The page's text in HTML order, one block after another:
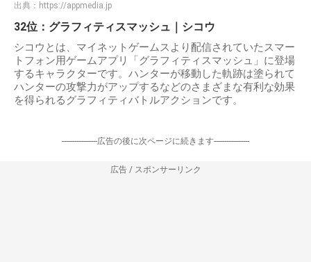
出典： https://appmedia.jp
32位：グラフィティスマッシュ｜シコウ
シコウとは、マイネットゲームスより配信されていたスマー
トフォン用ゲームアプリ「グラフィティスマッシュ」に登場
するキャラクターです。ハンターが移動した軌跡は塗られて
ハンターの攻撃力がアップするなどのさまざまな有利な効果
を得られるグラフィティバトルアクションです。
-----------------広告の後に次ページに続きます-----------------
広告 / スポンサーリンク